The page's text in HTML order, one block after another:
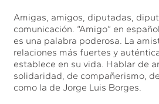
Amigas, amigos, diputadas,
comunicación. “Amigo” en
es una palabra poderosa. La
relaciones más fuertes y
establece en su vida. Hablar de
solidaridad, de compañerismo,
como la de Jorge Luis Borges.